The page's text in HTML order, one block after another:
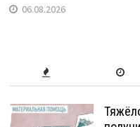
06.08.2026